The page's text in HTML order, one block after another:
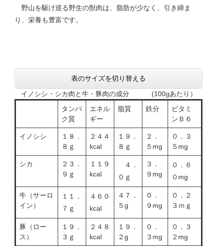
野山を駆け巡る野生の獣肉は、脂肪が少なく、引き締ま
り、栄養も豊富です。
表のサイズを切り替える
イノシシ・シカ肉と牛・豚肉の成分 (100gあたり）
タンパ
ク質
エネル
ギー
脂質 鉄分
ビタミ
ンＢ６
イノシシ
１８．
８ｇ
２４４
kcal
１９．
８ｇ
２．
５mg
０．３
５mg
シカ
２３．
９ｇ
１１９
kcal
４．
０ｇ
３．
９mg
０．６
０mg
牛（サーロ
イン）
１１．
７ｇ
４６０
kcal
４７．
５g
０．
９mg
０．２
３ｍｇ
豚（ロー
ス）
１９．
３ｇ
２４８
kcal
１９．
２g
０．
３mg
０．３
２mg